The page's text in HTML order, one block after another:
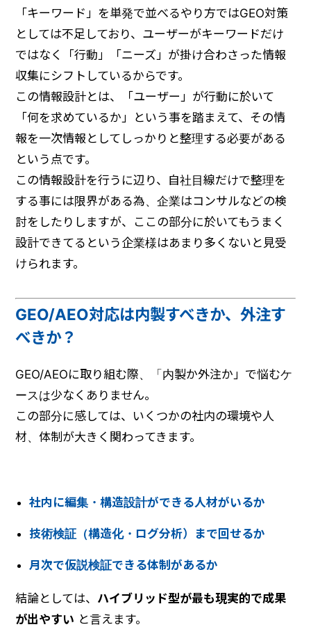
「キーワード」を単発で並べるやり方ではGEO対策
としては不足しており、ユーザーがキーワードだけ
ではなく「行動」「ニーズ」が掛け合わさった情報
収集にシフトしているからです。
この情報設計とは、「ユーザー」が行動に於いて
「何を求めているか」という事を踏まえて、その情
報を一次情報としてしっかりと整理する必要がある
という点です。
この情報設計を行うに辺り、自社目線だけで整理を
する事には限界がある為、企業はコンサルなどの検
討をしたりしますが、ここの部分に於いてもうまく
設計できてるという企業様はあまり多くないと見受
けられます。
GEO/AEO対応は内製すべきか、外注す
べきか？
GEO/AEOに取り組む際、「内製か外注か」で悩むケ
ースは少なくありません。
この部分に感しては、いくつかの社内の環境や人
材、体制が大きく関わってきます。
社内に編集・構造設計ができる人材がいるか
技術検証（構造化・ログ分析）まで回せるか
月次で仮説検証できる体制があるか
結論としては、 ハイブリッド型が最も現実的で成果
が出やすい と言えます。